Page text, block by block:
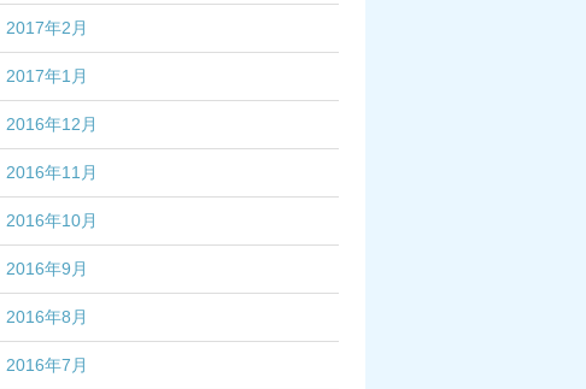
2017年2月
2017年1月
2016年12月
2016年11月
2016年10月
2016年9月
2016年8月
2016年7月